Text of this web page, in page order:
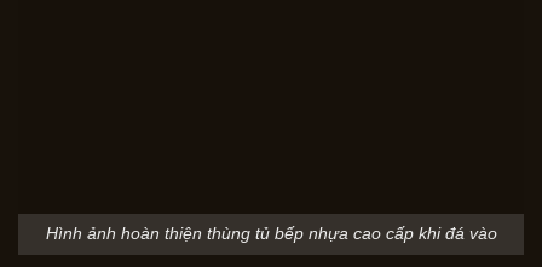
Hình ảnh hoàn thiện thùng tủ bếp nhựa cao cấp khi đá vào